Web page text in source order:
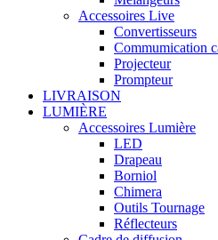
Accessoires Live
Convertisseurs
Commumication
Projecteur
Prompteur
LIVRAISON
LUMIÈRE
Accessoires Lumière
LED
Drapeau
Borniol
Chimera
Outils Tournage
Réflecteurs